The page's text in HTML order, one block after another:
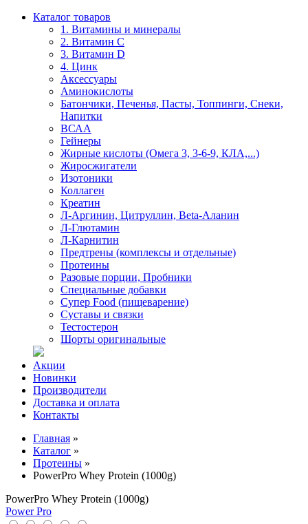
Каталог товаров
1. Витамины и минералы
2. Витамин С
3. Витамин D
4. Цинк
Аксессуары
Аминокислоты
Батончики, Печенья, Пасты, Топпинги, Снеки,
Напитки
ВСАА
Гейнеры
Жирные кислоты (Омега 3, 3-6-9, КЛА,...)
Жиросжигатели
Изотоники
Коллаген
Креатин
Л-Аргинин, Цитруллин, Beta-Аланин
Л-Глютамин
Л-Карнитин
Предтрены (комплексы и отдельные)
Протеины
Разовые порции, Пробники
Специальные добавки
Супер Food (пищеварение)
Суставы и связки
Тестостерон
Шорты оригинальные
Акции
Новинки
Производители
Доставка и оплата
Контакты
Главная »
Каталог »
Протеины »
PowerPro Whey Protein (1000g)
PowerPro Whey Protein (1000g)
Power Pro